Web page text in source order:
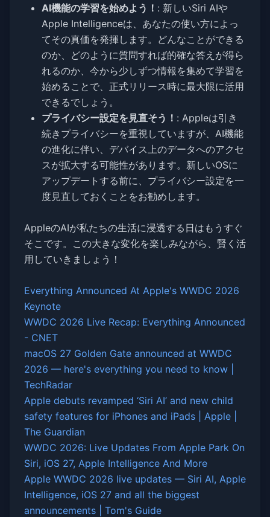
AI機能の学習を始めよう！ : 新しいSiri AIや
Apple Intelligenceは、あなたの使い方によっ
てその真価を発揮します。どんなことができる
のか、どのように質問すれば的確な答えが得ら
れるのか、今から少しずつ情報を集めて学習を
始めることで、正式リリース時に最大限に活用
できるでしょう。
プライバシー設定を見直そう！ : Appleは引き
続きプライバシーを重視していますが、AI機能
の進化に伴い、デバイス上のデータへのアクセ
スが拡大する可能性があります。新しいOSに
アップデートする前に、プライバシー設定を一
度見直しておくことをお勧めします。
AppleのAIが私たちの生活に浸透する日はもうすぐ
そこです。この大きな変化を楽しみながら、賢く活
用していきましょう！
Everything Announced At Apple's WWDC 2026
Keynote
WWDC 2026 Live Recap: Everything Announced
- CNET
macOS 27 Golden Gate announced at WWDC
2026 — here's everything you need to know |
TechRadar
Apple debuts revamped ‘Siri AI’ and new child
safety features for iPhones and iPads | Apple |
The Guardian
WWDC 2026: Live Updates From Apple Park On
Siri, iOS 27, Apple Intelligence And More
Apple WWDC 2026 live updates — Siri AI, Apple
Intelligence, iOS 27 and all the biggest
announcements | Tom's Guide